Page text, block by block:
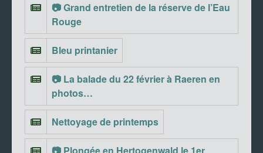
📷 Grand entretien de la réserve de l’Eau
Rouge
Bleu printanier
📷 La balade du 22 février à Raeren en
photos…
Nettoyage de printemps